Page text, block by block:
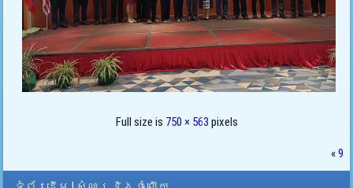
Full size is 750 × 563 pixels
«9